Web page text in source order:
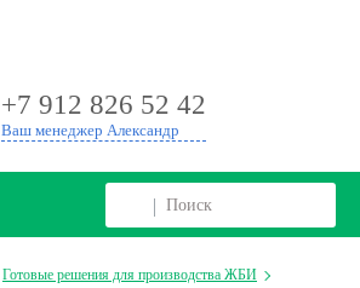
+7 912 826 52 42
Ваш менеджер Александр
Готовые решения для производства ЖБИ